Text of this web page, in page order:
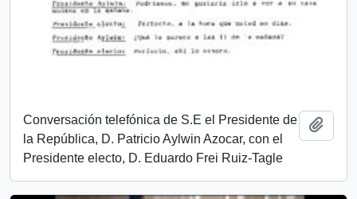
Conversación telefónica de S.E el Presidente de
la República, D. Patricio Aylwin Azocar, con el
Presidente electo, D. Eduardo Frei Ruiz-Tagle